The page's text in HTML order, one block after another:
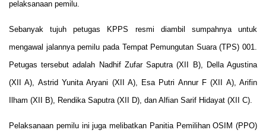
pelaksanaan pemilu.
Sebanyak tujuh petugas KPPS resmi diambil sumpahnya untuk
mengawal jalannya pemilu pada Tempat Pemungutan Suara (TPS) 001.
Petugas tersebut adalah Nadhif Zufar Saputra (XII B), Della Agustina
(XII A), Astrid Yunita Aryani (XII A), Esa Putri Annur F (XII A), Arifin
Ilham (XII B), Rendika Saputra (XII D), dan Alfian Sarif Hidayat (XII C).
Pelaksanaan pemilu ini juga melibatkan Panitia Pemilihan OSIM (PPO)